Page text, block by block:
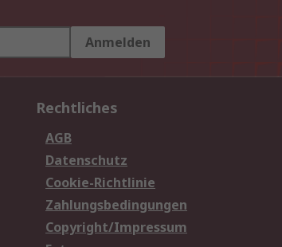
Anmelden
Rechtliches
AGB
Datenschutz
Cookie-Richtlinie
Zahlungsbedingungen
Copyright/Impressum